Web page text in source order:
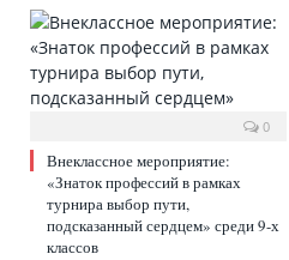
0
Внеклассное мероприятие:
«Знаток профессий в рамках
турнира выбор пути,
подсказанный сердцем» среди 9-х
классов